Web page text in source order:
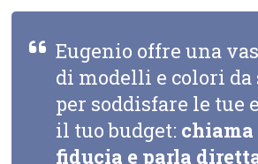
Eugenio offre una
di modelli e colori da
per soddisfare le tue
il tuo budget: chiama
fiducia e parla